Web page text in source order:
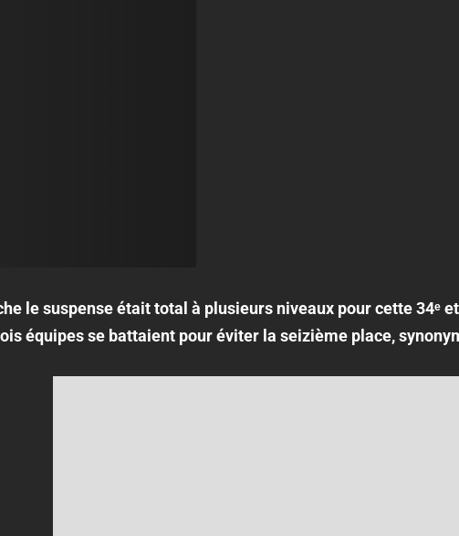
le suspense était total à plusieurs niveaux pour cette 34ᵉ
équipes se battaient pour éviter la seizième place,